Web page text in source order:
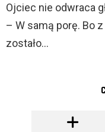
Ojciec nie odwraca
– W samą porę. Bo
zostało…